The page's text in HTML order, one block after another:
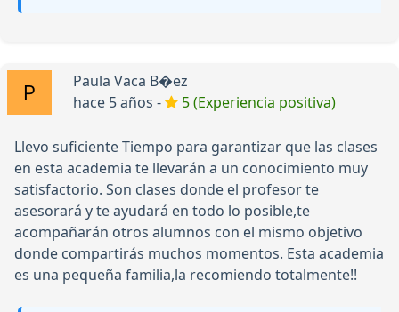
Paula Vaca B�ez
hace 5 años -
5 (Experiencia positiva)
Llevo suficiente Tiempo para garantizar que las clases
en esta academia te llevarán a un conocimiento muy
satisfactorio. Son clases donde el profesor te
asesorará y te ayudará en todo lo posible,te
acompañarán otros alumnos con el mismo objetivo
donde compartirás muchos momentos. Esta academia
es una pequeña familia,la recomiendo totalmente!!